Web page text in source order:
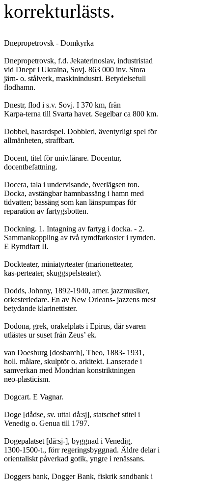
korrekturlästs.
Dnepropetrovsk - Domkyrka
Dnepropetrovsk, f.d. Jekaterinoslav, industristad
vid Dnepr i Ukraina, Sovj. 863 000 inv. Stora
järn- o. stålverk, maskinindustri. Betydelsefull
flodhamn.
Dnestr, flod i s.v. Sovj. I 370 km, från
Karpa-terna till Svarta havet. Segelbar ca 800 km.
Dobbel, hasardspel. Dobbleri, äventyrligt spel för
allmänheten, straffbart.
Docent, titel för univ.lärare. Docentur,
docentbefattning.
Docera, tala i undervisande, överlägsen ton.
Docka, avstängbar hamnbassäng i hamn med
tidvatten; bassäng som kan länspumpas för
reparation av fartygsbotten.
Dockning. 1. Intagning av fartyg i docka. - 2.
Sammankoppling av två rymdfarkoster i rymden.
E Rymdfart II.
Dockteater, miniatyrteater (marionetteater,
kas-perteater, skuggspelsteater).
Dodds, Johnny, 1892-1940, amer. jazzmusiker,
orkesterledare. En av New Orleans- jazzens mest
betydande klarinettister.
Dodona, grek, orakelplats i Epirus, där svaren
utlästes ur suset från Zeus’ ek.
van Doesburg [dosbarch], Theo, 1883- 1931,
holl. målare, skulptör o. arkitekt. Lanserade i
samverkan med Mondrian konstriktningen
neo-plasticism.
Dogcart. E Vagnar.
Doge [dådse, sv. uttal då:sj], statschef stitel i
Venedig o. Genua till 1797.
Dogepalatset [då:sj-], byggnad i Venedig,
1300-1500-t., förr regeringsbyggnad. Äldre delar i
orientaliskt påverkad gotik, yngre i renässans.
Doggers bank, Dogger Bank, fiskrik sandbank i